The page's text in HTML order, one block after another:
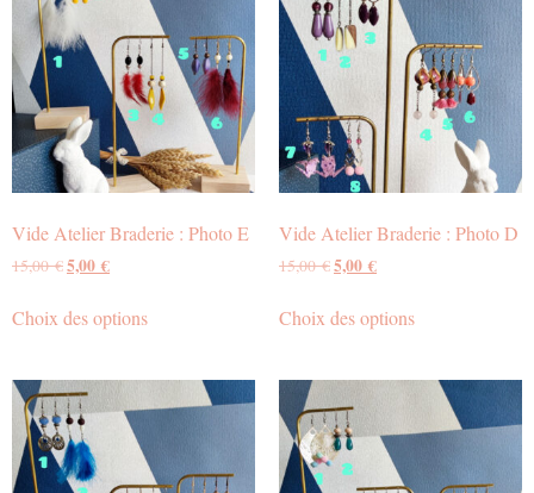
Vide Atelier Braderie : Photo E
15,00€5,00€
Choix des options
Vide Atelier Braderie : Photo D
15,00€5,00€
Choix des options